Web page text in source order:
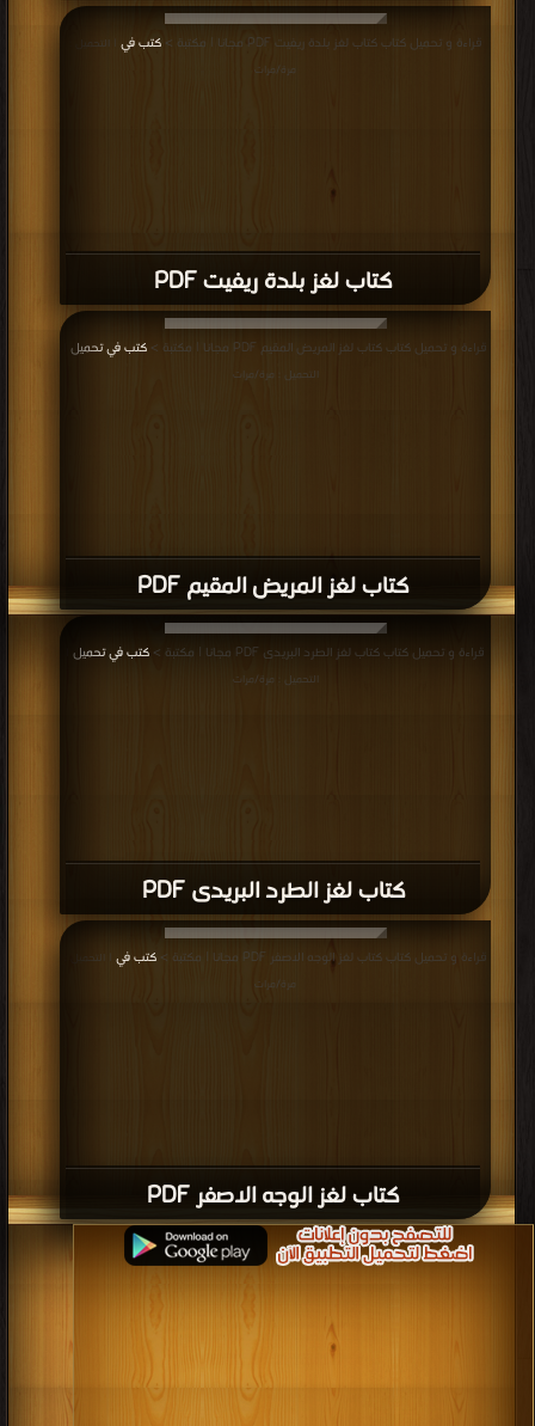
كتاب لغز بلدة ريفيت PDF
قراءة و تحميل كتاب كتاب لغز بلدة ريفيت PDF مجانا | مكتبة > كتب في
| التحميل :
مرة/مرات
كتاب لغز المريض المقيم PDF
قراءة و تحميل كتاب كتاب لغز المريض المقيم PDF مجانا | مكتبة > كتب في تحميل
التحميل : مرة/مرات
كتاب لغز الطرد البريدى PDF
قراءة و تحميل كتاب كتاب لغز الطرد البريدى PDF مجانا | مكتبة > كتب في تحميل
التحميل : مرة/مرات
كتاب لغز الوجه الاصفر PDF
قراءة و تحميل كتاب كتاب لغز الوجه الاصفر PDF مجانا | مكتبة > كتب في
| التحميل :
مرة/مرات